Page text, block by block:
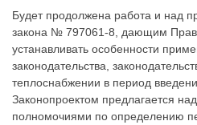
Будет продолжена работа и над
закона № 797061-8, дающим
устанавливать особенности
законодательства,
теплоснабжении в период
Законопроектом предлагается
полномочиями по определению